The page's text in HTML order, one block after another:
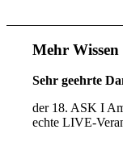
Mehr
Sehr geehrte
der 18. ASK I
echte LIVE-